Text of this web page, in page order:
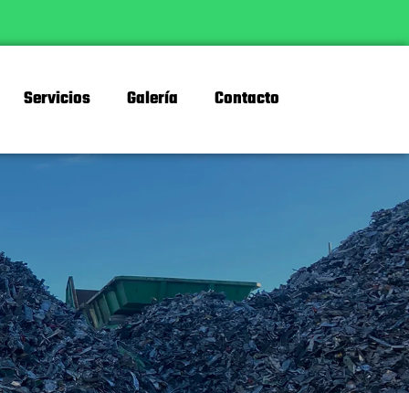
Servicios Galería Contacto